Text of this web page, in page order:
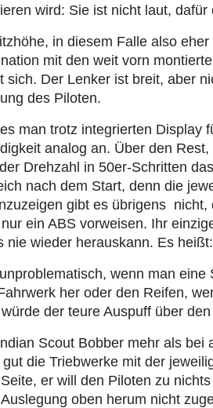
wird: Sie ist nicht laut,
in diesem Falle also
mit den weit vorn
sich. Der Lenker ist breit, aber
des Piloten.
man trotz integrierten Display
analog an. Über den
Drehzahl in 50er-Schritten
nach dem Start, denn die
gibt es übrigens
ein ABS vorweisen. Ihr
nie wieder herauskann. Es
wenn man
her oder den Reifen,
der teure Auspuff über
Scout Bobber mehr als
die Triebwerke mit der
er will den Piloten zu
oben herum nicht